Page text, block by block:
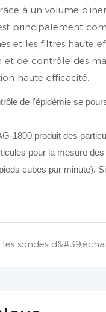
à un volume
principalement
et les filtres haute
de contrôle des
haute efficacité.
1800 produit des
pour la mesure
cubes par minute).